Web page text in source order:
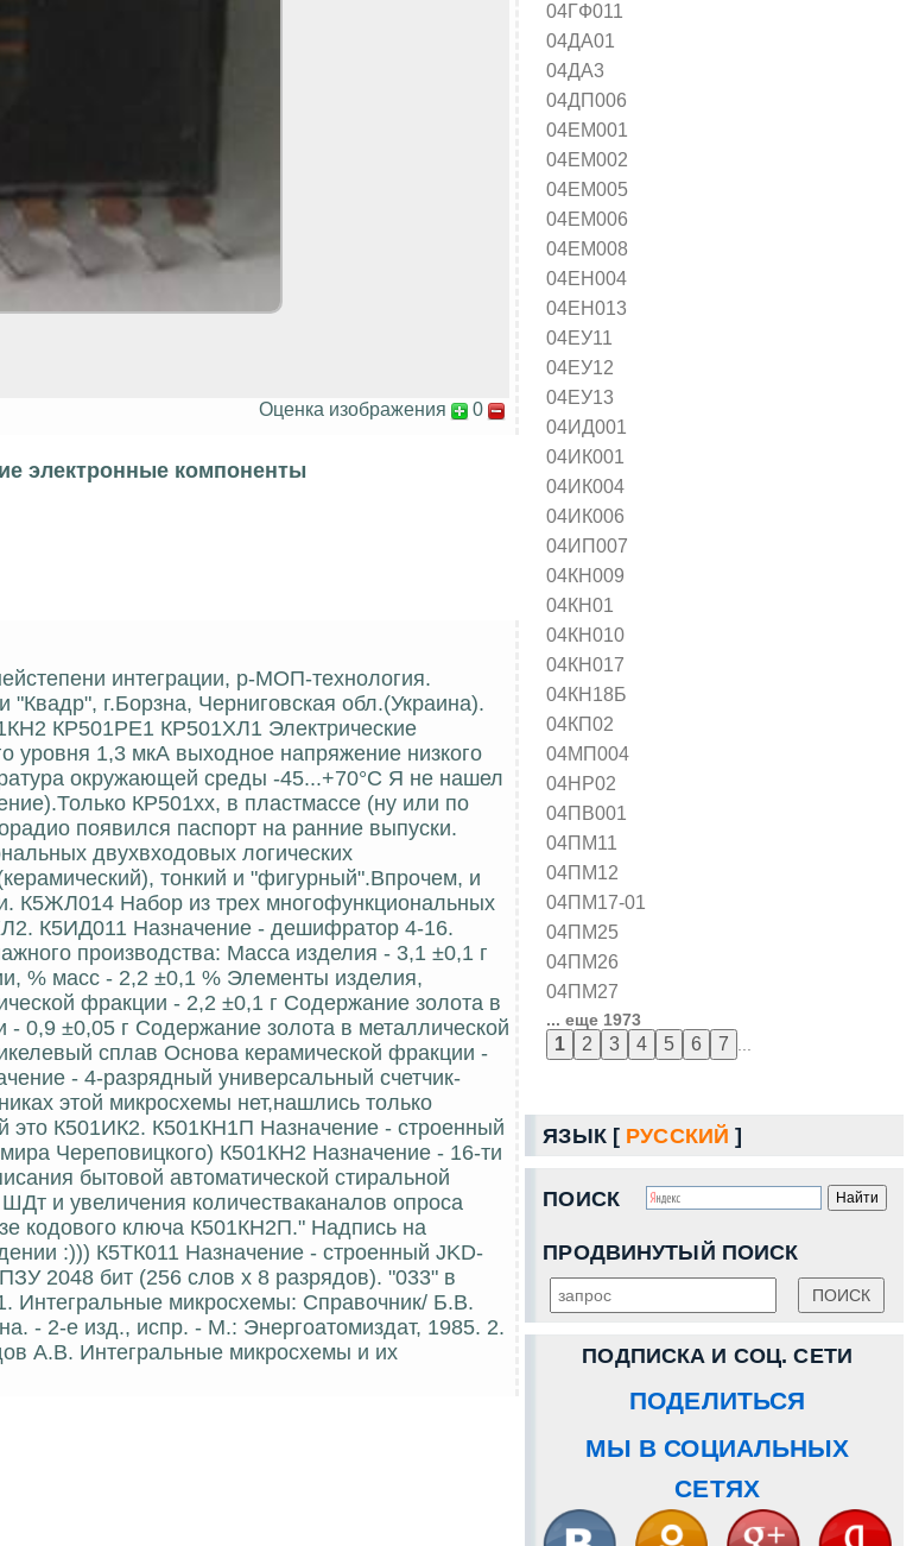
04ГФ011
04ДА01
04ДА3
04ДП006
04ЕМ001
04ЕМ002
04ЕМ005
04ЕМ006
04ЕМ008
04ЕН004
04ЕН013
04ЕУ11
04ЕУ12
04ЕУ13
04ИД001
04ИК001
04ИК004
04ИК006
04ИП007
04КН009
04КН01
04КН010
04КН017
04КН18Б
04КП02
04МП004
04НР02
04ПВ001
04ПМ11
04ПМ12
04ПМ17-01
04ПМ25
04ПМ26
04ПМ27
... еще 1973
ЯЗЫК [ РУССКИЙ ]
ПОИСК
ПРОДВИНУТЫЙ ПОИСК
ПОДПИСКА И СОЦ. СЕТИ
ПОДЕЛИТЬСЯ
МЫ В СОЦИАЛЬНЫХ
СЕТЯХ
Оценка изображения 0
электронные компоненты
интеграции, p-МОП-технология.
г.Борзна, Черниговская обл.(Украина).
КР501РЕ1 КР501ХЛ1 Электрические
уровня 1,3 мкА выходное напряжение низкого
окружающей среды -45...+70°С Я не нашел
КР501хх, в пластмассе (ну или по
появился паспорт на ранние выпуски.
двухвходовых логических
тонкий и "фигурный".Впрочем, и
К5ЖЛ014 Набор из трех многофункциональных
К5ИД011 Назначение - дешифратор 4-16.
производства: Масса изделия - 3,1 ±0,1 г
% масс - 2,2 ±0,1 % Элементы изделия,
фракции - 2,2 ±0,1 г Содержание золота в
0,9 ±0,05 г Содержание золота в металлической
сплав Основа керамической фракции -
- 4-разрядный универсальный счетчик-
этой микросхемы нет,нашлись только
это К501ИК2. К501КН1П Назначение - строенный
Череповицкого) К501КН2 Назначение - 16-ти
бытовой автоматической стиральной
и увеличения количестваканалов опроса
кодового ключа К501КН2П." Надпись на
:))) К5ТК011 Назначение - строенный JKD-
2048 бит (256 слов х 8 разрядов). "033" в
Интегральные микросхемы: Справочник/ Б.В.
- 2-е изд., испр. - М.: Энергоатомиздат, 1985. 2.
А.В. Интегральные микросхемы и их